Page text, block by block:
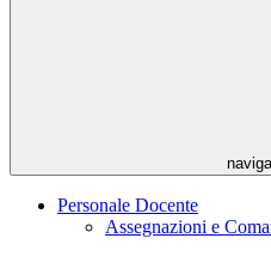
Personale Docente
Assegnazioni e